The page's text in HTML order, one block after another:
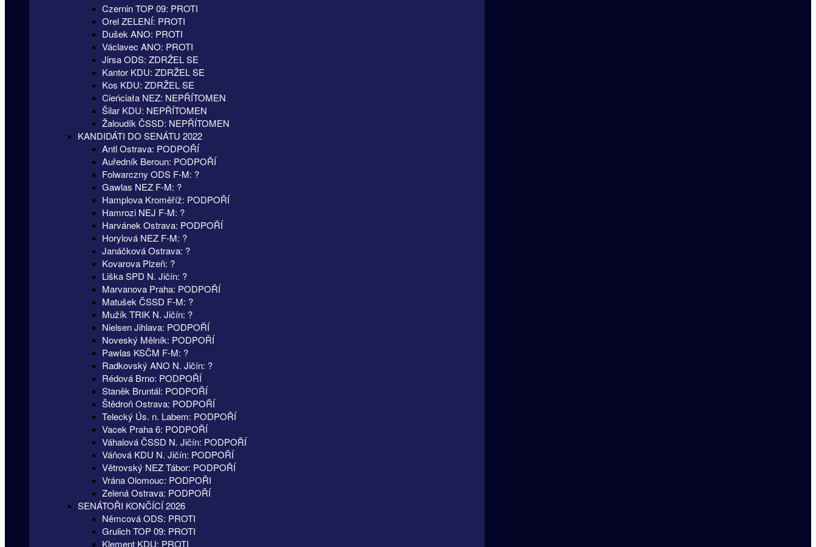
Czernin TOP 09: PROTI
Orel ZELENÍ: PROTI
Dušek ANO: PROTI
Václavec ANO: PROTI
Jirsa ODS: ZDRŽEL SE
Kantor KDU: ZDRŽEL SE
Kos KDU: ZDRŽEL SE
Cieńciała NEZ: NEPŘÍTOMEN
Šilar KDU: NEPŘÍTOMEN
Žaloudík ČSSD: NEPŘÍTOMEN
KANDIDÁTI DO SENÁTU 2022
Antl Ostrava: PODPOŘÍ
Auředník Beroun: PODPOŘÍ
Folwarczny ODS F-M: ?
Gawlas NEZ F-M: ?
Hamplova Kroměříž: PODPOŘÍ
Hamrozi NEJ F-M: ?
Harvánek Ostrava: PODPOŘÍ
Horylová NEZ F-M: ?
Janáčková Ostrava: ?
Kovarova Plzeň: ?
Liška SPD N. Jičín: ?
Marvanova Praha: PODPOŘÍ
Matušek ČSSD F-M: ?
Mužík TRIK N. Jičín: ?
Nielsen Jihlava: PODPOŘÍ
Noveský Mělník: PODPOŘÍ
Pawlas KSČM F-M: ?
Radkovský ANO N. Jičín: ?
Rédová Brno: PODPOŘÍ
Staněk Bruntál: PODPOŘÍ
Štědroň Ostrava: PODPOŘÍ
Telecký Ús. n. Labem: PODPOŘÍ
Vacek Praha 6: PODPOŘÍ
Váhalová ČSSD N. Jičín: PODPOŘÍ
Váňová KDU N. Jičín: PODPOŘÍ
Větrovský NEZ Tábor: PODPOŘÍ
Vrána Olomouc: PODPOŘI
Zelená Ostrava: PODPOŘÍ
SENÁTOŘI KONČÍCÍ 2026
Němcová ODS: PROTI
Grulich TOP 09: PROTI
Klement KDU: PROTI